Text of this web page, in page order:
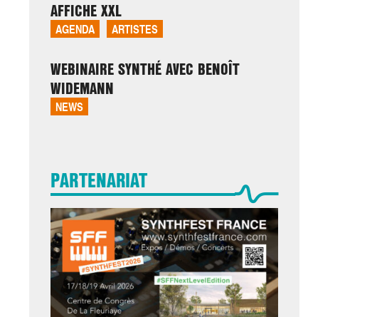
AFFICHE XXL
AGENDA ARTISTES
WEBINAIRE SYNTHÉ AVEC BENOÎT
WIDEMANN
NEWS
PARTENARIAT